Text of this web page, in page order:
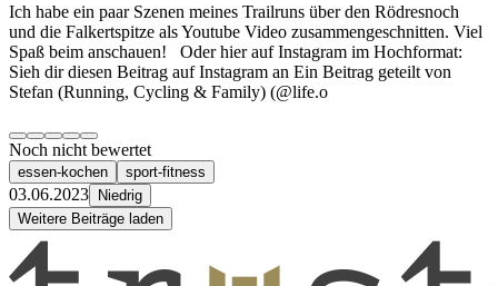
Ich habe ein paar Szenen meines Trailruns über den Rödresnoch
und die Falkertspitze als Youtube Video zusammengeschnitten. Viel
Spaß beim anschauen! Oder hier auf Instagram im Hochformat:
Sieh dir diesen Beitrag auf Instagram an Ein Beitrag geteilt von
Stefan (Running, Cycling & Family) (@life.o
Noch nicht bewertet
essen-kochen sport-fitness
03.06.2023
Niedrig
Weitere Beiträge laden